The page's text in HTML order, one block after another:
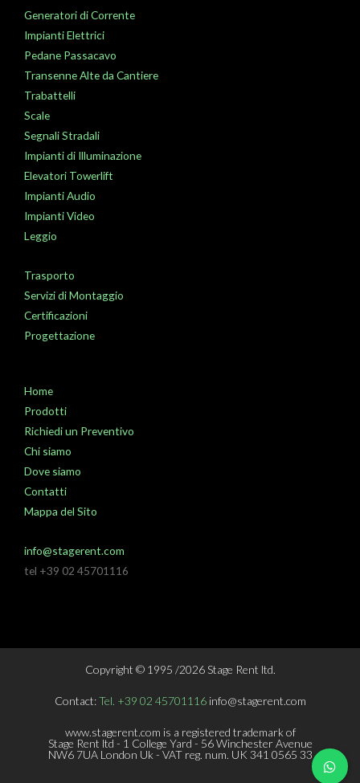
Generatori di Corrente
Impianti Elettrici
Pedane Passacavo
Transenne Alte da Cantiere
Trabattelli
Scale
Segnali Stradali
Impianti di Illuminazione
Elevatori Towerlift
Impianti Audio
Impianti Video
Leggio
Trasporto
Servizi di Montaggio
Certificazioni
Progettazione
Home
Prodotti
Richiedi un Preventivo
Chi siamo
Dove siamo
Contatti
Mappa del Sito
info@stagerent.com
tel +39 02 45701116
Copyright © 1995 /2026 Stage Rent ltd.
Contact:Tel. +39 02 45701116 info@stagerent.com
www.stagerent.com is a registered trademark of
Stage Rent ltd - 1 College Yard - 56 Winchester Avenue
NW6 7UA London Uk - VAT reg. num. UK 341 0565 33